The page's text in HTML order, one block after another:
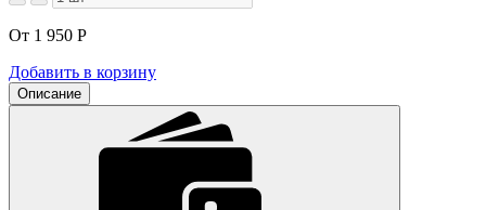
От 1 950 Р
Добавить в корзину
Описание